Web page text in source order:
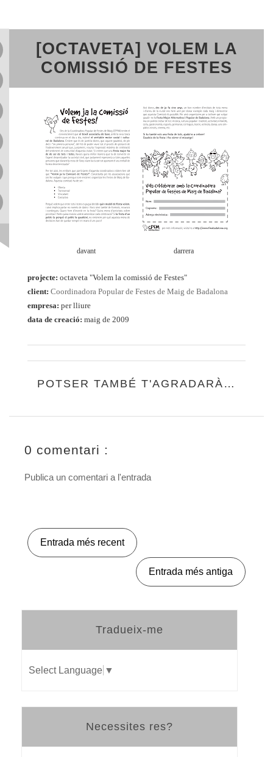
[OCTAVETA] VOLEM LA
COMISSIÓ DE FESTES
davant darrera
projecte: octaveta "Volem la comissió de Festes"
client: Coordinadora Popular de Festes de Maig de Badalona
empresa: per lliure
data de creació: maig de 2009
POTSER TAMBÉ T'AGRADARÀ…
0 comentari :
Publica un comentari a l'entrada
Entrada més recent
Entrada més antiga
Tradueix-me
Select Language ▼
Necessites res?